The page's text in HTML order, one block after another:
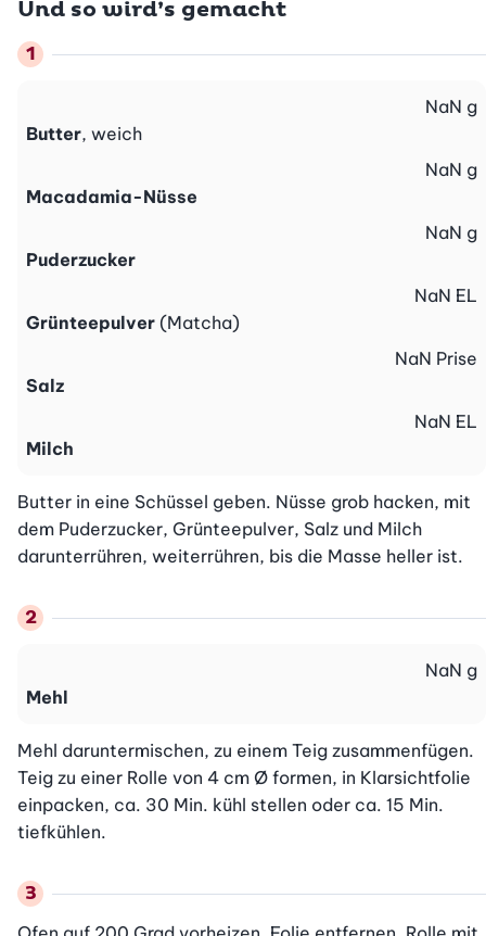
Und so wird’s gemacht
Butter, weich
NaN g
Macadamia-Nüsse
NaN g
Puderzucker
NaN g
Grünteepulver (Matcha)
NaN EL
Salz
NaN Prise
Milch
NaN EL
Butter in eine Schüssel geben. Nüsse grob hacken, mit
dem Puderzucker, Grünteepulver, Salz und Milch
darunterrühren, weiterrühren, bis die Masse heller ist.
Mehl
NaN g
Mehl daruntermischen, zu einem Teig zusammenfügen.
Teig zu einer Rolle von 4 cm Ø formen, in Klarsichtfolie
einpacken, ca. 30 Min. kühl stellen oder ca. 15 Min.
tiefkühlen.